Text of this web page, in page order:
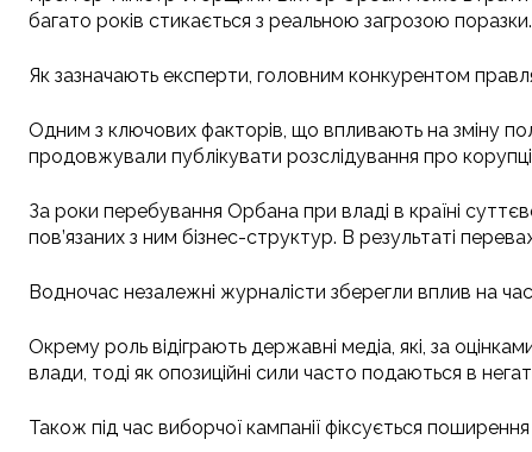
багато років стикається з реальною загрозою поразки.
Як зазначають експерти, головним конкурентом
Одним з ключових факторів, що впливають на зміну
продовжували публікувати розслідування про
За роки перебування Орбана при владі в країні
пов’язаних з ним бізнес-структур. В результаті
Водночас незалежні журналісти зберегли вплив на
Окрему роль відіграють державні медіа, які, за
влади, тоді як опозиційні сили часто подаються в
Також під час виборчої кампанії фіксується